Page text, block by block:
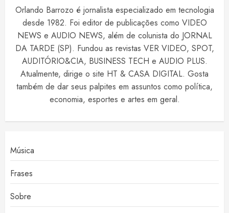
Orlando Barrozo é jornalista especializado em tecnologia
desde 1982. Foi editor de publicações como VIDEO
NEWS e AUDIO NEWS, além de colunista do JORNAL
DA TARDE (SP). Fundou as revistas VER VIDEO, SPOT,
AUDITÓRIO&CIA, BUSINESS TECH e AUDIO PLUS.
Atualmente, dirige o site HT & CASA DIGITAL. Gosta
também de dar seus palpites em assuntos como política,
economia, esportes e artes em geral.
Música
Frases
Sobre